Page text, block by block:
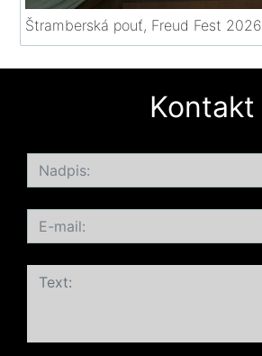
Štramberská pouť, Freud Fest 2026
Kontakt